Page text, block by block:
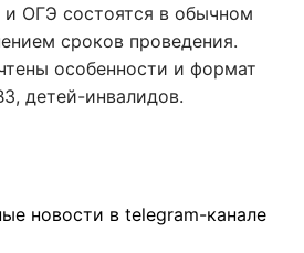
и ОГЭ состоятся в обычном
сроков проведения.
особенности и формат
детей-инвалидов.
новости в telegram-канале